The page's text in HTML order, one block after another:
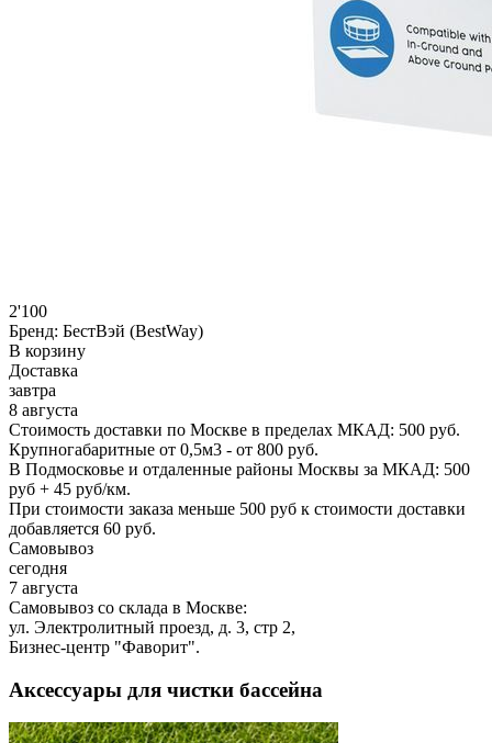
2'100
Бренд: БестВэй (BestWay)
В корзину
Доставка
завтра
8 августа
Стоимость доставки по Москве в пределах МКАД: 500 руб.
Крупногабаритные от 0,5м3 - от 800 руб.
В Подмосковье и отдаленные районы Москвы за МКАД: 500
руб + 45 руб/км.
При стоимости заказа меньше 500 руб к стоимости доставки
добавляется 60 руб.
Самовывоз
сегодня
7 августа
Самовывоз со склада в Москве:
ул. Электролитный проезд, д. 3, стр 2,
Бизнес-центр "Фаворит".
Аксессуары для чистки бассейна